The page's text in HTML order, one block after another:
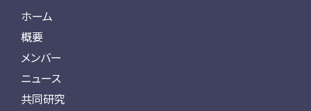
ホーム
概要
メンバー
ニュース
共同研究